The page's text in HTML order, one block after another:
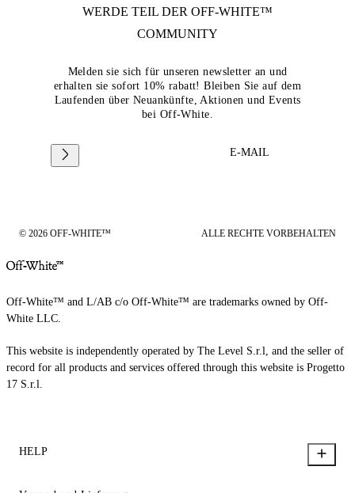
WERDE TEIL DER OFF-WHITE™
COMMUNITY
Melden sie sich für unseren newsletter an und
erhalten sie sofort 10% rabatt! Bleiben Sie auf dem
Laufenden über Neuankünfte, Aktionen und Events
bei Off-White.
E-MAIL
© 2026 OFF-WHITE™ ALLE RECHTE VORBEHALTEN
Off-White™ and L/AB c/o Off-White™ are trademarks owned by Off-
White LLC.
This website is independently operated by The Level S.r.l, and the seller of
record for all products and services offered through this website is Progetto
17 S.r.l.
HELP